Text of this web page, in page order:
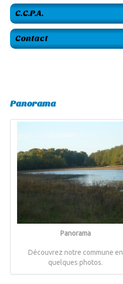
C.C.P.A.
Contact
Panorama
Panorama
Découvrez notre commune en
quelques photos.